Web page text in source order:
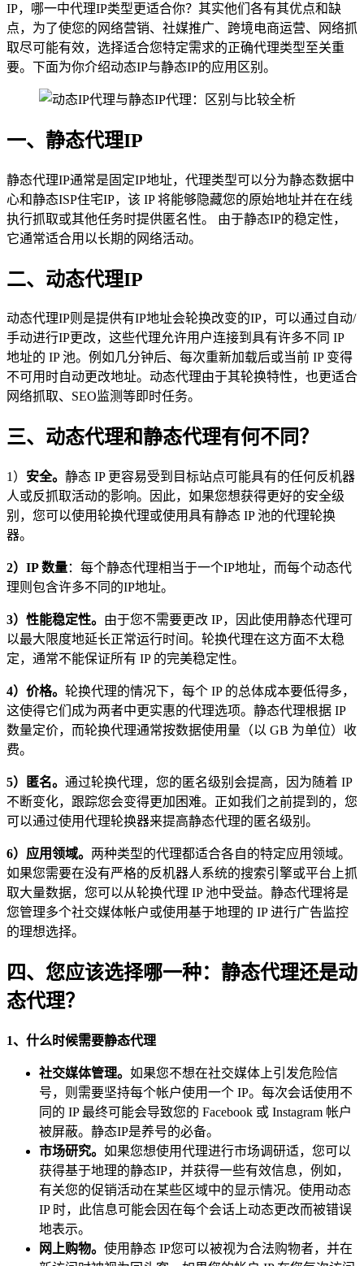
IP，哪一中代理IP类型更适合你？其实他们各有其优点和缺
点，为了使您的网络营销、社媒推广、跨境电商运营、网络抓
取尽可能有效，选择适合您特定需求的正确代理类型至关重
要。下面为你介绍动态IP与静态IP的应用区别。
一、静态代理IP
静态代理IP通常是固定IP地址，代理类型可以分为静态数据中
心和静态ISP住宅IP，该 IP 将能够隐藏您的原始地址并在在线
执行抓取或其他任务时提供匿名性。 由于静态IP的稳定性，
它通常适合用以长期的网络活动。
二、动态代理IP
动态代理IP则是提供有IP地址会轮换改变的IP，可以通过自动/
手动进行IP更改，这些代理允许用户连接到具有许多不同 IP
地址的 IP 池。例如几分钟后、每次重新加载后或当前 IP 变得
不可用时自动更改地址。动态代理由于其轮换特性，也更适合
网络抓取、SEO监测等即时任务。
三、动态代理和静态代理有何不同？
1） 安全。 静态 IP 更容易受到目标站点可能具有的任何反机器
人或反抓取活动的影响。因此，如果您想获得更好的安全级
别，您可以使用轮换代理或使用具有静态 IP 池的代理轮换
器。
2）IP 数量：每个静态代理相当于一个IP地址，而每个动态代
理则包含许多不同的IP地址。
3）性能稳定性。 由于您不需要更改 IP，因此使用静态代理可
以最大限度地延长正常运行时间。轮换代理在这方面不太稳
定，通常不能保证所有 IP 的完美稳定性。
4）价格。 轮换代理的情况下，每个 IP 的总体成本要低得多，
这使得它们成为两者中更实惠的代理选项。静态代理根据 IP
数量定价，而轮换代理通常按数据使用量（以 GB 为单位）收
费。
5）匿名。 通过轮换代理，您的匿名级别会提高，因为随着 IP
不断变化，跟踪您会变得更加困难。正如我们之前提到的，您
可以通过使用代理轮换器来提高静态代理的匿名级别。
6）应用领域。 两种类型的代理都适合各自的特定应用领域。
如果您需要在没有严格的反机器人系统的搜索引擎或平台上抓
取大量数据，您可以从轮换代理 IP 池中受益。静态代理将是
您管理多个社交媒体帐户或使用基于地理的 IP 进行广告监控
的理想选择。
四、您应该选择哪一种：静态代理还是动
态代理？
1、什么时候需要静态代理
社交媒体管理。 如果您不想在社交媒体上引发危险信
号，则需要坚持每个帐户使用一个 IP。每次会话使用不
同的 IP 最终可能会导致您的 Facebook 或 Instagram 帐户
被屏蔽。静态IP是养号的必备。
市场研究。 如果您想使用代理进行市场调研适，您可以
获得基于地理的静态IP，并获得一些有效信息，例如，
有关您的促销活动在某些区域中的显示情况。使用动态
IP 时，此信息可能会因在每个会话上动态更改而被错误
地表示。
网上购物。 使用静态 IP您可以被视为合法购物者，并在